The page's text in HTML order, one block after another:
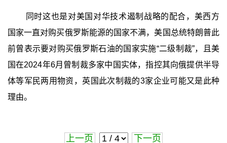
同时这也是对美国对华技术遏制战略的配合，美西方
国家一直对购买俄罗斯能源的国家不满，美国总统特朗普此
前曾表示要对购买俄罗斯石油的国家实施“二级制裁”，且美
国在2024年6月曾制裁多家中国实体，指控其向俄提供半导
体等军民两用物资，英国此次制裁的3家企业可能又是此种
理由。
上一页 下一页